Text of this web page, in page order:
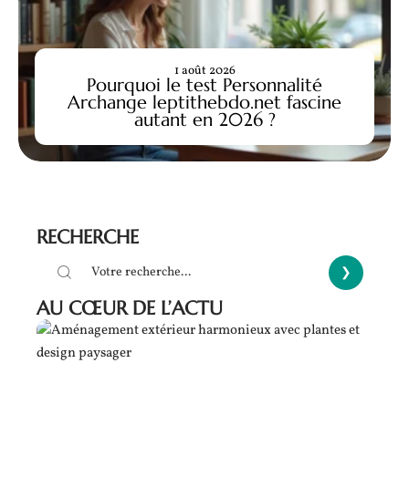
Pourquoi le test Personnalité
Archange leptithebdo.net fascine
autant en 2026 ?
1 août 2026
RECHERCHE
AU CŒUR DE L’ACTU